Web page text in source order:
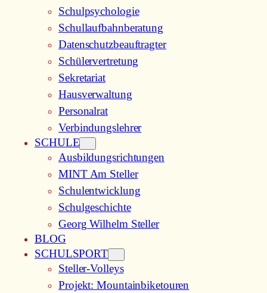
Schulpsychologie
Schullaufbahnberatung
Datenschutzbeauftragter
Schülervertretung
Sekretariat
Hausverwaltung
Personalrat
Verbindungslehrer
SCHULE
Ausbildungsrichtungen
MINT Am Steller
Schulentwicklung
Schulgeschichte
Georg Wilhelm Steller
BLOG
SCHULSPORT
Steller-Volleys
Projekt: Mountainbiketouren